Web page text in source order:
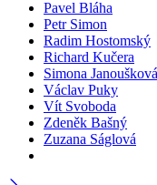
Pavel Bláha
Petr Simon
Radim Hostomský
Richard Kučera
Simona Janoušková
Václav Puky
Vít Svoboda
Zdeněk Bašný
Zuzana Ságlová